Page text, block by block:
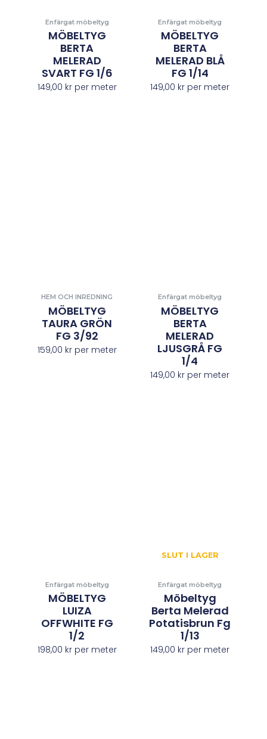
Enfärgat möbeltyg
MÖBELTYG
BERTA
MELERAD
SVART FG 1/6
149,00 krper meter
Enfärgat möbeltyg
MÖBELTYG
BERTA
MELERAD BLÅ
FG 1/14
149,00 kr per meter
HEM OCH INREDNING
MÖBELTYG
TAURA GRÖN
FG 3/92
159,00 krper meter
Enfärgat möbeltyg
MÖBELTYG
BERTA
MELERAD
LJUSGRÅ FG
1/4
149,00 kr per meter
Enfärgat möbeltyg
MÖBELTYG
LUIZA
OFFWHITE FG
1/2
198,00 krper meter
SLUT I LAGER
Enfärgat möbeltyg
Möbeltyg
Berta Melerad
Potatisbrun Fg
1/13
149,00 kr per meter